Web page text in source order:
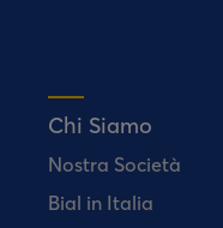
Chi Siamo
Nostra Società
Bial in Italia